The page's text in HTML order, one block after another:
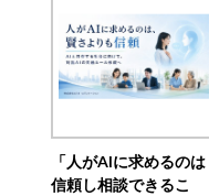
「人がAIに求めるのは
信頼し相談できるこ